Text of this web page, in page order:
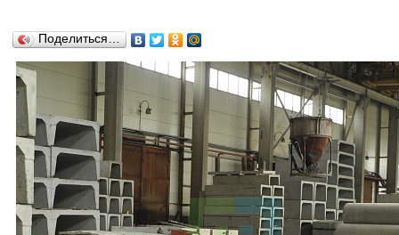
Поделиться…